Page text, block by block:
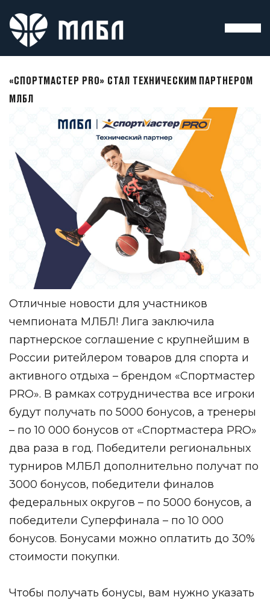
«СПОРТМАСТЕР PRO» СТАЛ ТЕХНИЧЕСКИМ ПАРТНЕРОМ
МЛБЛ
Отличные новости для участников
чемпионата МЛБЛ! Лига заключила
партнерское соглашение с крупнейшим в
России ритейлером товаров для спорта и
активного отдыха – брендом «Спортмастер
PRO». В рамках сотрудничества все игроки
будут получать по 5000 бонусов, а тренеры
– по 10 000 бонусов от «Спортмастера PRO»
два раза в год. Победители региональных
турниров МЛБЛ дополнительно получат по
3000 бонусов, победители финалов
федеральных округов – по 5000 бонусов, а
победители Суперфинала – по 10 000
бонусов. Бонусами можно оплатить до 30%
стоимости покупки.
Чтобы получать бонусы, вам нужно указать